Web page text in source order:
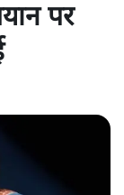
पर